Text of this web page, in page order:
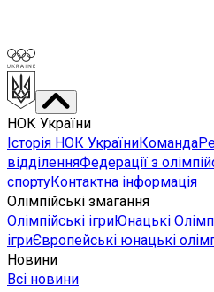
НОК України
Історія НОК УкраїниКоманда
відділенняФедерації з
спортуКонтактна інформація
Олімпійські змагання
Олімпійські ігриЮнацькі
ігриЄвропейські юнацькі
Новини
Всі новини